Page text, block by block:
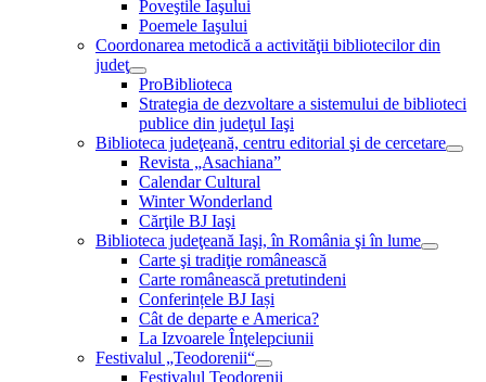
Poveştile Iaşului
Poemele Iaşului
Coordonarea metodică a activităţii bibliotecilor din
judeţ
ProBiblioteca
Strategia de dezvoltare a sistemului de biblioteci
publice din judeţul Iaşi
Biblioteca judeţeană, centru editorial şi de cercetare
Revista „Asachiana”
Calendar Cultural
Winter Wonderland
Cărţile BJ Iaşi
Biblioteca judeţeană Iaşi, în România şi în lume
Carte şi tradiţie românească
Carte românească pretutindeni
Conferințele BJ Iași
Cât de departe e America?
La Izvoarele Înţelepciunii
Festivalul „Teodorenii“
Festivalul Teodorenii